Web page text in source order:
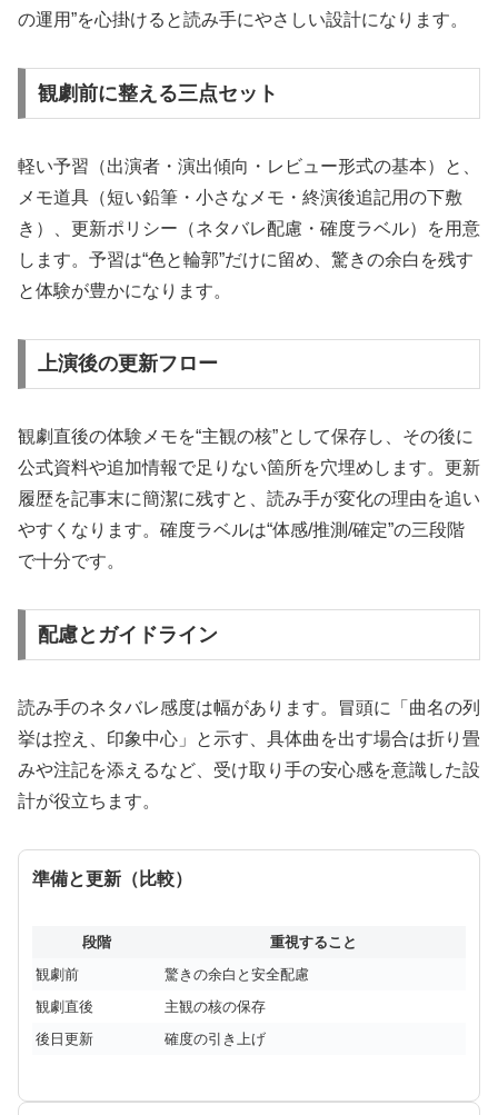
の運用”を心掛けると読み手にやさしい設計になります。
観劇前に整える三点セット
軽い予習（出演者・演出傾向・レビュー形式の基本）と、
メモ道具（短い鉛筆・小さなメモ・終演後追記用の下敷
き）、更新ポリシー（ネタバレ配慮・確度ラベル）を用意
します。予習は“色と輪郭”だけに留め、驚きの余白を残す
と体験が豊かになります。
上演後の更新フロー
観劇直後の体験メモを“主観の核”として保存し、その後に
公式資料や追加情報で足りない箇所を穴埋めします。更新
履歴を記事末に簡潔に残すと、読み手が変化の理由を追い
やすくなります。確度ラベルは“体感/推測/確定”の三段階
で十分です。
配慮とガイドライン
読み手のネタバレ感度は幅があります。冒頭に「曲名の列
挙は控え、印象中心」と示す、具体曲を出す場合は折り畳
みや注記を添えるなど、受け取り手の安心感を意識した設
計が役立ちます。
準備と更新（比較）
段階
重視すること
観劇前
驚きの余白と安全配慮
観劇直後
主観の核の保存
後日更新
確度の引き上げ